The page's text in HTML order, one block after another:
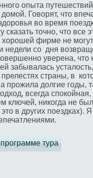
опыта
Говорят, что
во время
сказать точно, что все
фирме не могут
недели со дня
уверена,
забывалась
прелестях страны, в
прожила долгие годы,
всегда
ключей, никогда не
в других поездках).
тура